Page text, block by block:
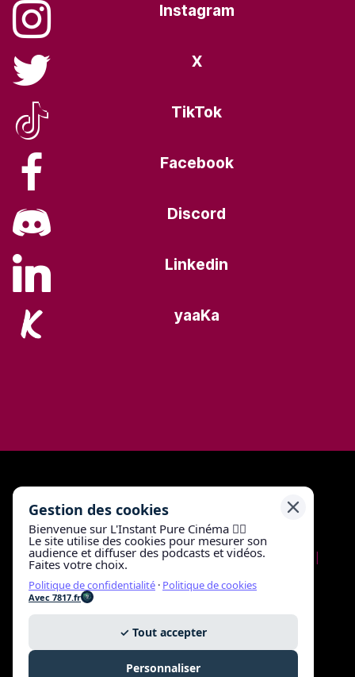
Instagram
X
TikTok
Facebook
Discord
Linkedin
yaaKa
Mentions légales|Politique de confidentialité
|
Gestion des cookies
Avec 7817.fr
Gestion des cookies
Bienvenue sur L'Instant Pure Cinéma 🖐🏼
Le site utilise des cookies pour mesurer son
audience et diffuser des podcasts et vidéos.
Faites votre choix.
Politique de confidentialité · Politique de cookies
Avec 7817.fr
✓ Tout accepter
Personnaliser